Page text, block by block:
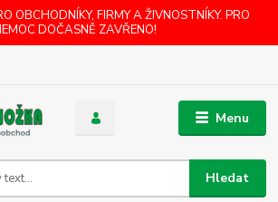
OBCHODNÍKY, FIRMY A ŽIVNOSTNÍKY. PRO
DOČASNĚ ZAVŘENO!
Menu
Hledat